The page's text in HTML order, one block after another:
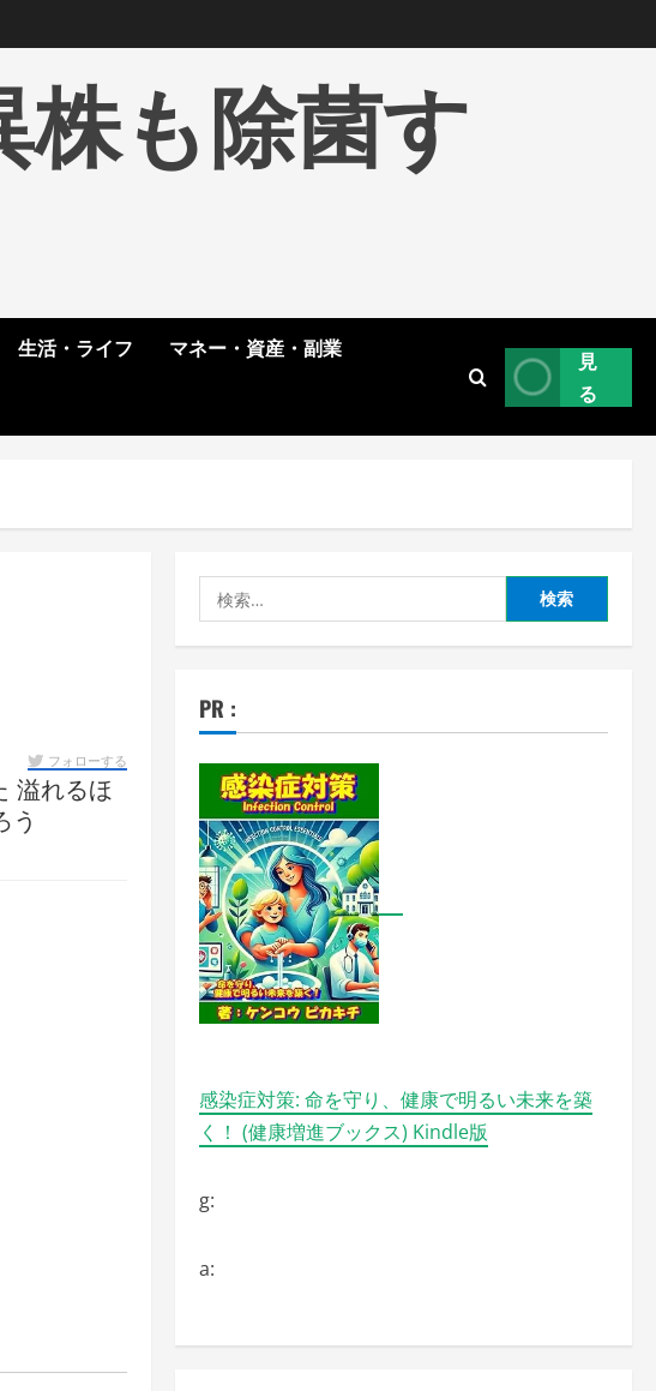
も除菌す
生活・ライフ マネー・資産・副業
見
る
フォローする
溢れるほ
う
索:
PR :
感染症対策: 命を守り、健康で明るい未来を築
く！ (健康増進ブックス) Kindle版
g:
a: